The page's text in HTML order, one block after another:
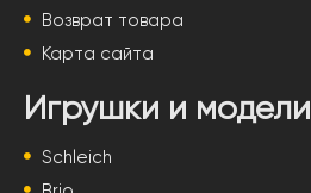
Возврат товара
Карта сайта
Игрушки и модели
Schleich